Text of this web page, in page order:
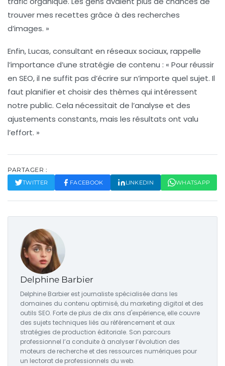
trouver mes recettes grâce à des recherches
d’images. »
Enfin, Lucas, consultant en réseaux sociaux, rappelle
l’importance d’une stratégie de contenu : « Pour réussir
en SEO, il ne suffit pas d’écrire sur n’importe quel sujet. Il
faut planifier et choisir des thèmes qui intéressent
notre public. Cela nécessitait de l’analyse et des
ajustements constants, mais les résultats ont valu
l’effort. »
PARTAGER :
TWITTER FACEBOOK LINKEDIN WHATSAPP
Delphine Barbier
Delphine Barbier est journaliste spécialisée dans les
domaines du contenu optimisé, du marketing digital et des
outils SEO. Forte de plus de dix ans d'expérience, elle couvre
des sujets techniques liés au référencement et aux
stratégies de production éditoriale. Son parcours
professionnel l’a conduite à analyser l’évolution des
moteurs de recherche et des ressources numériques pour
un lectorat de professionnels du web.